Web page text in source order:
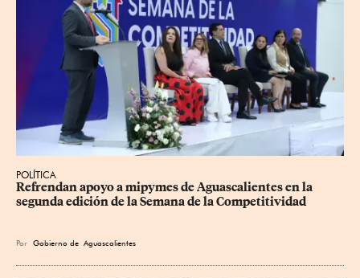
POLÍTICA
Refrendan apoyo a mipymes de Aguascalientes en la
segunda edición de la Semana de la Competitividad
Por Gobierno de Aguascalientes